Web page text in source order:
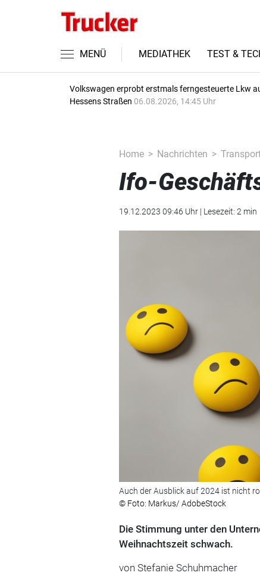
MENÜ MEDIATHEK TEST &
Volkswagen erprobt erstmals ferngesteuerte Lkw
Hessens Straßen 06.08.2026, 14:45 Uhr
Home Nachrichten
Ifo-
19.12.2023 09:46 Uhr | Lesezeit: 2 min
Auch der Ausblick auf 2024 ist nicht
© Foto: Markus/ AdobeStock
Die Stimmung unter den
Weihnachtszeit schwach.
von Stefanie Schuhmacher